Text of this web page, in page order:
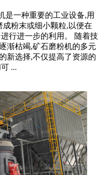
是一种重要的工业设备,用
粉末或细小颗粒,以便在
行进一步的利用。 随着技
渐枯竭,矿石磨粉机的多元
新选择,不仅提高了资源的
...